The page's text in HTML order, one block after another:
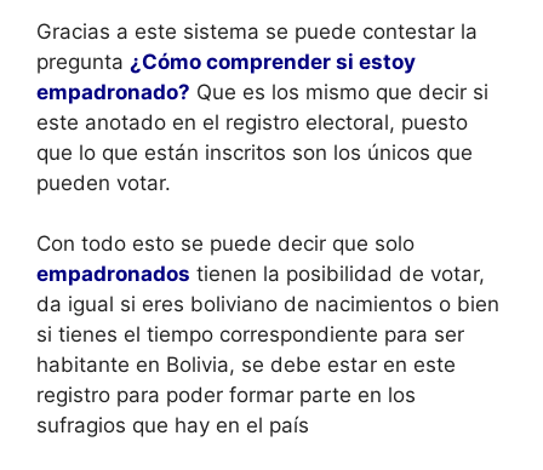
Gracias a este sistema se puede contestar la
pregunta ¿Cómo comprender si estoy
empadronado? Que es los mismo que decir si
este anotado en el registro electoral, puesto
que lo que están inscritos son los únicos que
pueden votar.
Con todo esto se puede decir que solo
empadronados tienen la posibilidad de votar,
da igual si eres boliviano de nacimientos o bien
si tienes el tiempo correspondiente para ser
habitante en Bolivia, se debe estar en este
registro para poder formar parte en los
sufragios que hay en el país